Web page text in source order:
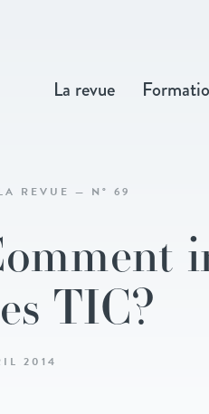
La revue
REVUE — N° 69
TIC?
2014